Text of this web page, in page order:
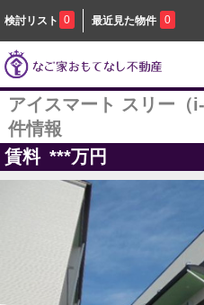
検討リスト 0 最近見た物件 0
アイスマート スリー
件情報
賃料 ***万円